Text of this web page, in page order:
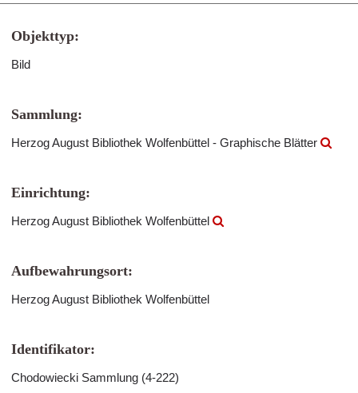
Objekttyp:
Bild
Sammlung:
Herzog August Bibliothek Wolfenbüttel - Graphische Blätter
Einrichtung:
Herzog August Bibliothek Wolfenbüttel
Aufbewahrungsort:
Herzog August Bibliothek Wolfenbüttel
Identifikator:
Chodowiecki Sammlung (4-222)